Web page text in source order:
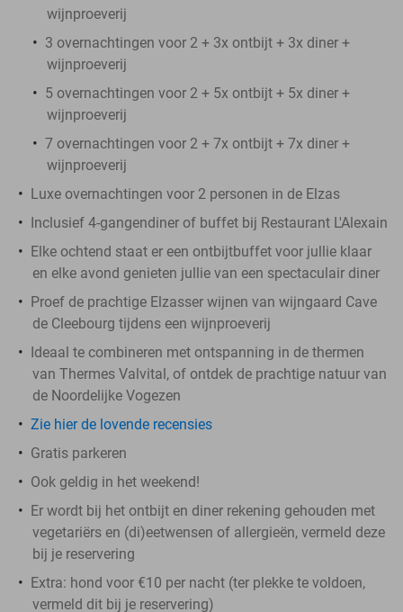
wijnproeverij
3 overnachtingen voor 2 + 3x ontbijt + 3x diner +
wijnproeverij
5 overnachtingen voor 2 + 5x ontbijt + 5x diner +
wijnproeverij
7 overnachtingen voor 2 + 7x ontbijt + 7x diner +
wijnproeverij
Luxe overnachtingen voor 2 personen in de Elzas
Inclusief 4-gangendiner of buffet bij Restaurant L'Alexain
Elke ochtend staat er een ontbijtbuffet voor jullie klaar
en elke avond genieten jullie van een spectaculair diner
Proef de prachtige Elzasser wijnen van wijngaard Cave
de Cleebourg tijdens een wijnproeverij
Ideaal te combineren met ontspanning in de thermen
van Thermes Valvital, of ontdek de prachtige natuur van
de Noordelijke Vogezen
Zie hier de lovende recensies
Gratis parkeren
Ook geldig in het weekend!
Er wordt bij het ontbijt en diner rekening gehouden met
vegetariërs en (di)eetwensen of allergieën, vermeld deze
bij je reservering
Extra: hond voor €10 per nacht (ter plekke te voldoen,
vermeld dit bij je reservering)